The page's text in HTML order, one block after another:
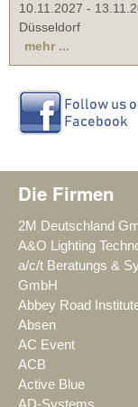
10.11.2027 -
Düsseldorf
mehr ...
Die Firmen
2M Deutschland
A&O Lighting
a/c/t Beratungs &
GmbH
Abbey Road
Absen
AC Event
ACB
Active Blue
AD-Systems